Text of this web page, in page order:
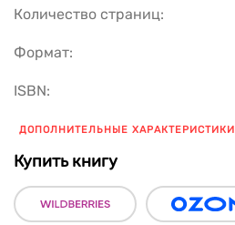
Количество страниц:
Формат:
ISBN:
ДОПОЛНИТЕЛЬНЫЕ ХАРАКТЕРИСТИКИ
Купить книгу